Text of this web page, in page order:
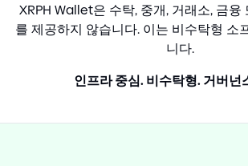
XRPH Wallet은 수탁, 중개, 거래소, 금융
를 제공하지 않습니다. 이는 비수탁형 소
니다.
인프라 중심. 비수탁형. 거버넌